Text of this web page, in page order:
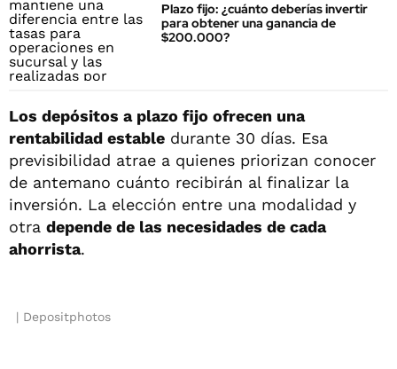
Plazo fijo: ¿cuánto deberías invertir
para obtener una ganancia de
$200.000?
Los depósitos a plazo fijo ofrecen una
rentabilidad estable durante 30 días. Esa
previsibilidad atrae a quienes priorizan conocer
de antemano cuánto recibirán al finalizar la
inversión. La elección entre una modalidad y
otra depende de las necesidades de cada
ahorrista.
Depositphotos